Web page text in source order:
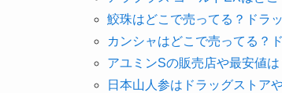
鮫珠はどこで売ってる？ドラ
カンシャはどこで売ってる？
アユミンSの販売店や最安値
日本山人参はドラッグストア